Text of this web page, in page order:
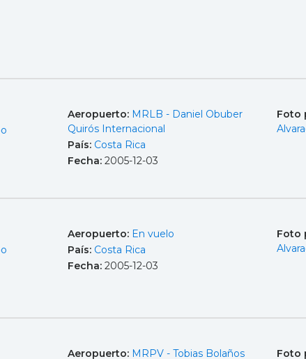
Aeropuerto: MRLB - Daniel Obuber
Quirós Internacional
País: Costa Rica
Fecha: 2005-12-03
Foto
Aeropuerto: En vuelo
País: Costa Rica
Fecha: 2005-12-03
Foto
Aeropuerto: MRPV - Tobias Bolaños
Foto